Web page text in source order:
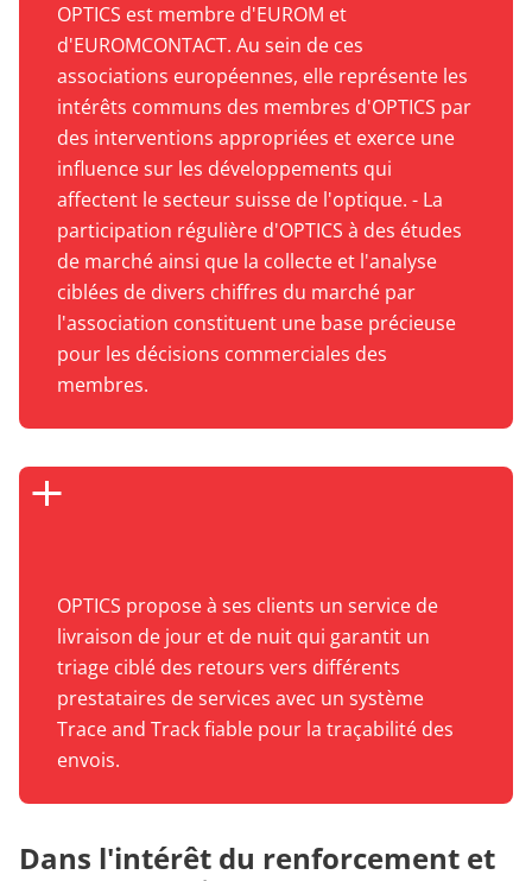
OPTICS est membre d'EUROM et
d'EUROMCONTACT. Au sein de ces
associations européennes, elle représente les
intérêts communs des membres d'OPTICS par
des interventions appropriées et exerce une
influence sur les développements qui
affectent le secteur suisse de l'optique. - La
participation régulière d'OPTICS à des études
de marché ainsi que la collecte et l'analyse
ciblées de divers chiffres du marché par
l'association constituent une base précieuse
pour les décisions commerciales des
membres.
OPTICS propose à ses clients un service de
livraison de jour et de nuit qui garantit un
triage ciblé des retours vers différents
prestataires de services avec un système
Trace and Track fiable pour la traçabilité des
envois.
Dans l'intérêt du renforcement et